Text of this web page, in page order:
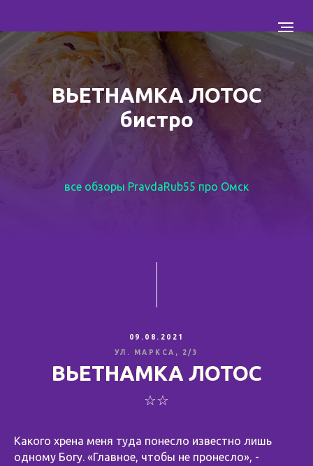
ВЬЕТНАМКА ЛОТОС
бистро
все обзоры PravdaRub55 про Омск
09.08.2021
УЛ. МАРКСА, 2/3
ВЬЕТНАМКА ЛОТОС
☆☆
Какого хрена меня туда понесло известно лишь
одному Богу. «Главное, чтобы не пронесло», -